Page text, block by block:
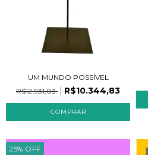
UM MUNDO POSSÍVEL
R$12.931,03
R$10.344,83
25% OFF